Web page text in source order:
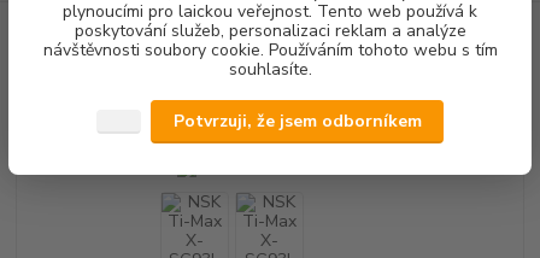
plynoucími pro laickou veřejnost. Tento web používá k
poskytování služeb, personalizaci reklam a analýze
návštěvnosti soubory cookie. Používáním tohoto webu s tím
souhlasíte.
Potvrzuji, že jsem odborníkem
CHIRURGIE IMPLANTOLOGIE
CHIRURGICKÉ NÁSADCE -
LOMENÉ
SVĚTELNÉ NSK Ti-Max X-SG93L
NSK Ti-Max X-SG93L